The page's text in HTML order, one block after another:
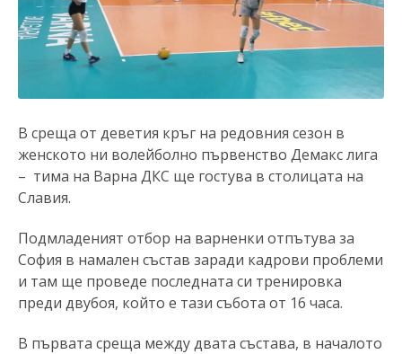
В среща от деветия кръг на редовния сезон в
женското ни волейболно първенство Демакс лига
– тима на Варна ДКС ще гостува в столицата на
Славия.
Подмладеният отбор на варненки отпътува за
София в намален състав заради кадрови проблеми
и там ще проведе последната си тренировка
преди двубоя, който е тази събота от 16 часа.
В първата среща между двата състава, в началото